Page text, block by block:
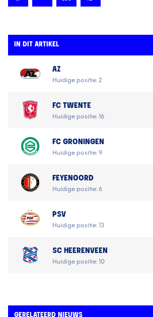
IN DIT ARTIKEL
AZ
Huidige positie: 2
FC TWENTE
Huidige positie: 16
FC GRONINGEN
Huidige positie: 9
FEYENOORD
Huidige positie: 6
PSV
Huidige positie: 13
SC HEERENVEEN
Huidige positie: 10
GERELATEERD NIEUWS